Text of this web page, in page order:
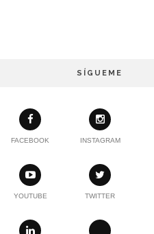
SÍGUEME
FACEBOOK INSTAGRAM
YOUTUBE TWITTER